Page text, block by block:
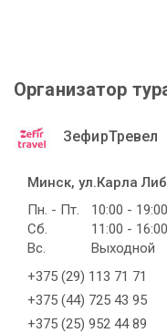
Организатор
ЗефирТревел
Минск, ул.Карла
Пн. - Пт.
10:00 - 19:00
Сб.
11:00 - 16:00
Вс.
Выходной
+375 (29) 113 71 71
+375 (44) 725 43 95
+375 (25) 952 44 89